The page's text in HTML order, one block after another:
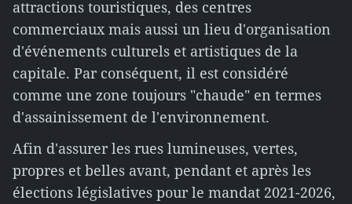
attractions touristiques, des centres
commerciaux mais aussi un lieu d'organisation
d'événements culturels et artistiques de la
capitale. Par conséquent, il est considéré
comme une zone toujours "chaude" en termes
d'assainissement de l'environnement.
Afin d'assurer les rues lumineuses, vertes,
propres et belles avant, pendant et après les
élections législatives pour le mandat 2021-2026,